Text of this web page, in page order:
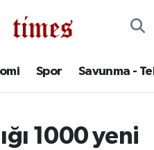
Spor Savunma -
1000 yeni